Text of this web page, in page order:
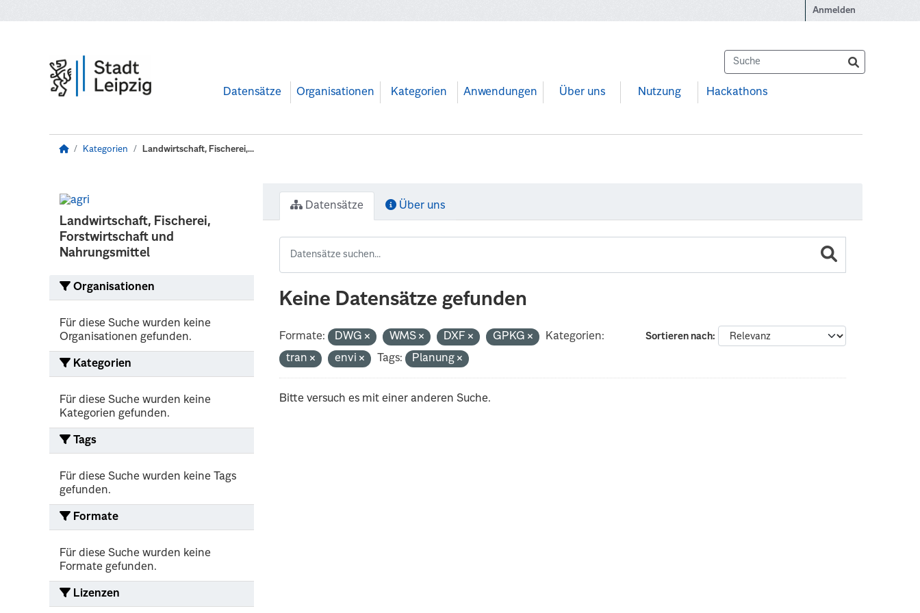
Anmelden
Datensätze Organisationen Kategorien Anwendungen Über uns Nutzung Hackathons
Kategorien Landwirtschaft, Fischerei,...
Landwirtschaft, Fischerei,
Forstwirtschaft und
Nahrungsmittel
Organisationen
Für diese Suche wurden keine
Organisationen gefunden.
Kategorien
Für diese Suche wurden keine
Kategorien gefunden.
Tags
Für diese Suche wurden keine Tags
gefunden.
Formate
Für diese Suche wurden keine
Formate gefunden.
Lizenzen
Datensätze Über uns
Keine Datensätze gefunden
Sortieren nach
Formate: DWG WMS DXF GPKG
Kategorien:
tran
envi Tags: Planung
Bitte versuch es mit einer anderen Suche.